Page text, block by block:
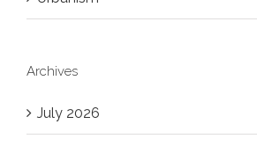
Archives
July 2026